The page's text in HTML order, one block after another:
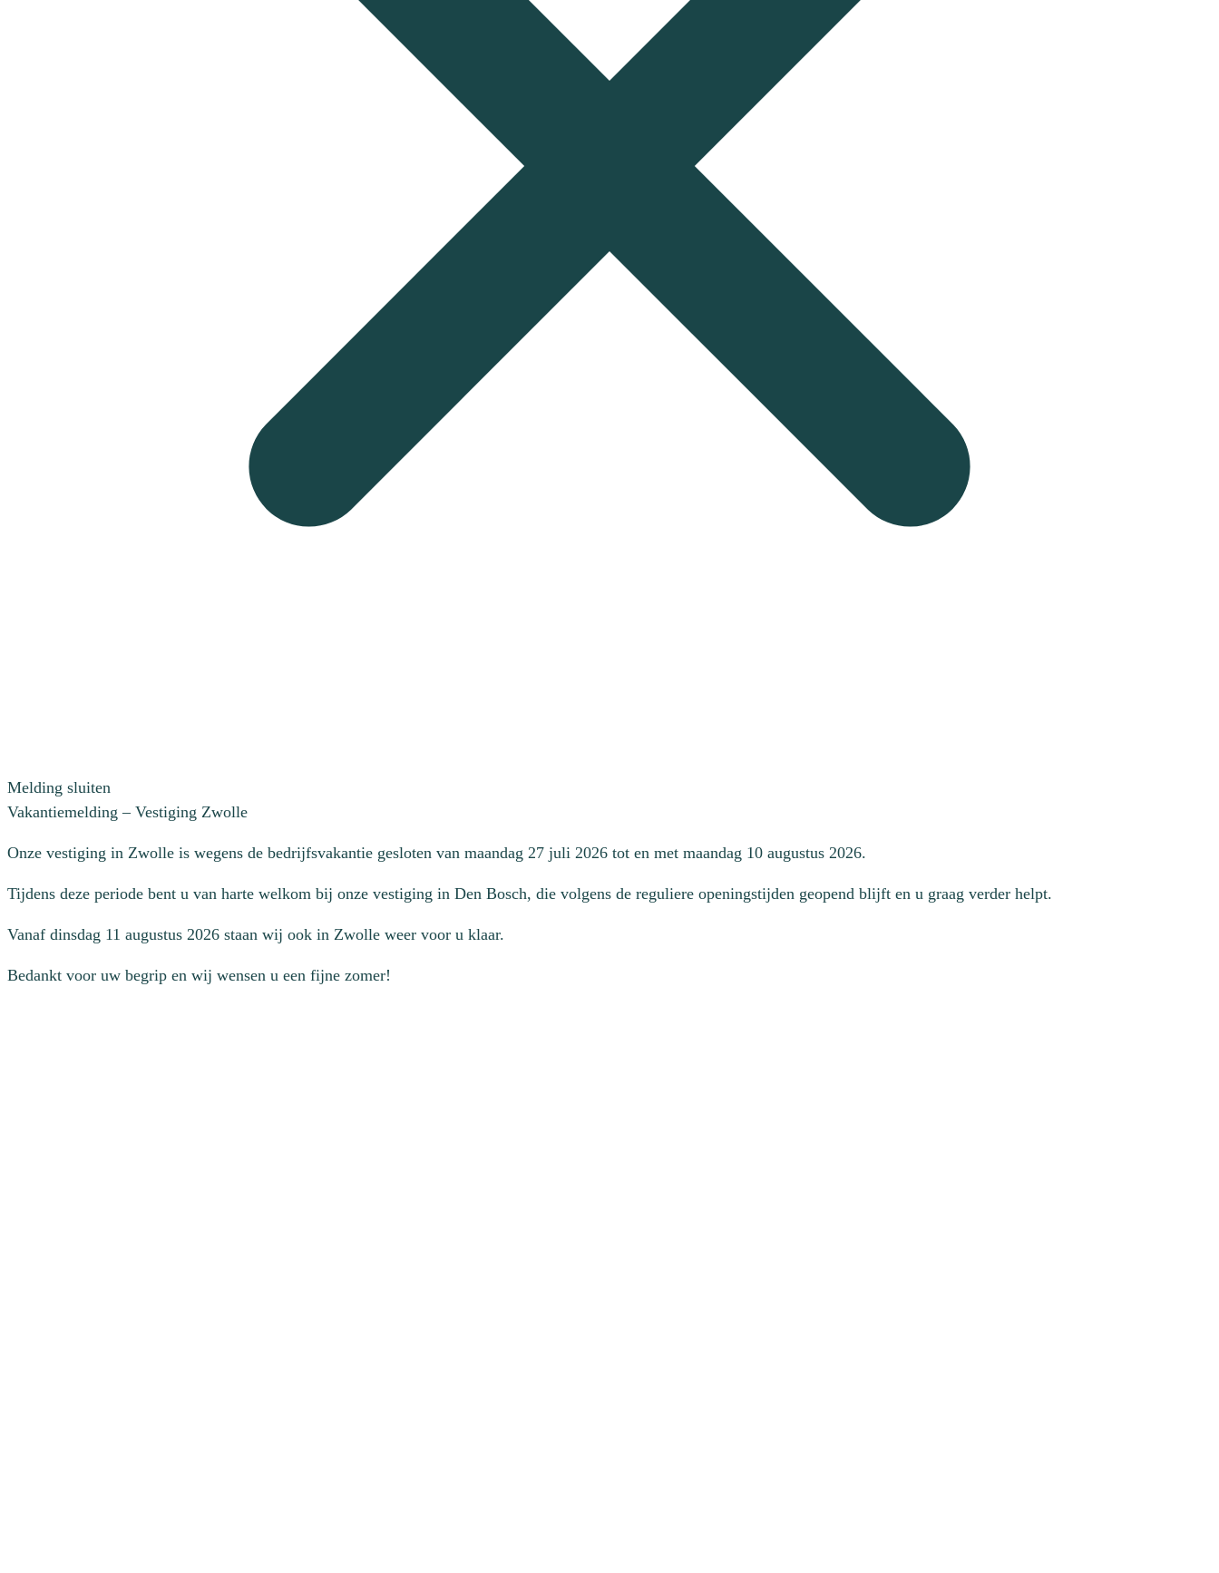
Melding sluiten
Vakantiemelding – Vestiging Zwolle
Onze vestiging in Zwolle is wegens de bedrijfsvakantie gesloten van maandag 27 juli 2026 tot en met maandag 10 augustus 2026.
Tijdens deze periode bent u van harte welkom bij onze vestiging in Den Bosch, die volgens de reguliere openingstijden geopend blijft en u graag verder helpt.
Vanaf dinsdag 11 augustus 2026 staan wij ook in Zwolle weer voor u klaar.
Bedankt voor uw begrip en wij wensen u een fijne zomer!